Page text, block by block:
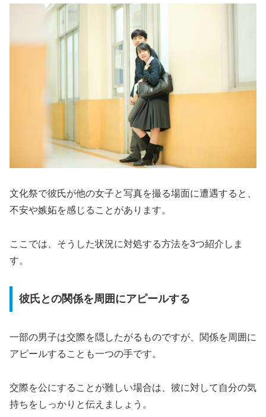
文化祭で彼氏が他の女子と写真を撮る場面に遭遇すると、
不安や嫉妬を感じることがあります。
ここでは、そうした状況に対処する方法を3つ紹介しま
す。
彼氏との関係を周囲にアピールする
一部の男子は交際を隠したがるものですが、関係を周囲に
アピールすることも一つの手です。
交際を公にすることが難しい場合は、彼に対して自分の気
持ちをしっかりと伝えましょう。